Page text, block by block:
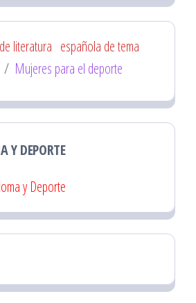
literatura española de tema
/ Mujeres para el deporte
Y DEPORTE